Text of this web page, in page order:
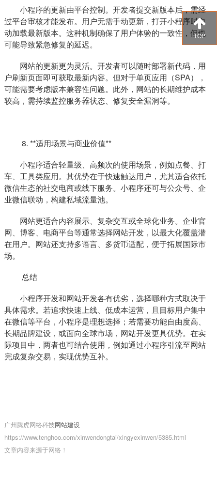
TOP
小程序的更新由平台控制。开发者提交新版本后，需经
过平台审核才能发布。用户无需手动更新，打开小程序时自
动加载最新版本。这种机制确保了用户体验的一致性，但也
可能导致紧急修复的延迟。
网站的更新更为灵活。开发者可以随时部署新代码，用
户刷新页面即可获取最新内容。但对于单页应用（SPA），
可能需要考虑版本兼容性问题。此外，网站的长期维护成本
较高，需持续监控服务器状态、修复安全漏洞等。
8. **适用场景与商业价值**
小程序适合轻量级、高频次的使用场景，例如点餐、打
车、工具类应用。其优势在于快速触达用户，尤其适合依托
微信生态的社交电商或线下服务。小程序还可与公众号、企
业微信联动，构建私域流量池。
网站更适合内容展示、复杂交互或全球化业务。企业官
网、博客、电商平台等通常选择网站开发，以最大化覆盖潜
在用户。网站还支持多语言、多货币适配，便于拓展国际市
场。
总结
小程序开发和网站开发各有优劣，选择哪种方式取决于
具体需求。若追求快速上线、低成本运营，且目标用户集中
在微信等平台，小程序是理想选择；若需要功能自由度高、
长期品牌建设，或面向全球市场，网站开发更具优势。在实
际项目中，两者也可结合使用，例如通过小程序引流至网站
完成复杂交易，实现优势互补。
广州腾虎网络科技网站建设
https://www.tenghoo.com/xinwendongtai/xingyexinwen/5385.html
文章内容来源于网络！